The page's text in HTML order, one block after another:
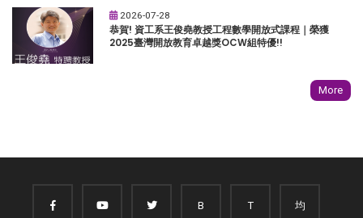
2026-07-28
恭賀! 資工系王俊堯教授工程數學開放式課程｜榮獲
2025臺灣開放教育卓越獎OCW組特優!!
More
B T 均